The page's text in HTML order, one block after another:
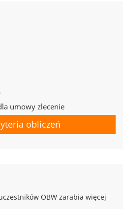
umowy zlecenie
obliczeń
OBW zarabia więcej